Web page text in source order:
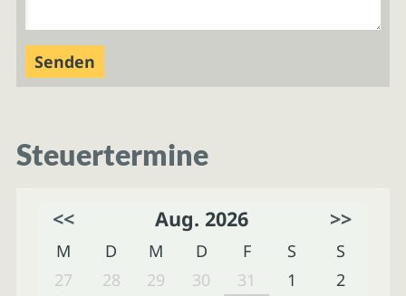
Steuertermine
<< Aug. 2026 >>
M D M D F S
S
27
28 29 30 31 1
2